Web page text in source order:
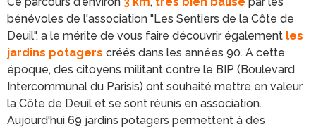
bénévoles de l'association "Les Sentiers de la Côte de
Deuil", a le mérite de vous faire découvrir également les
jardins potagers créés dans les années 90. A cette
époque, des citoyens militant contre le BIP (Boulevard
Intercommunal du Parisis) ont souhaité mettre en valeur
la Côte de Deuil et se sont réunis en association.
Aujourd'hui 69 jardins potagers permettent à des